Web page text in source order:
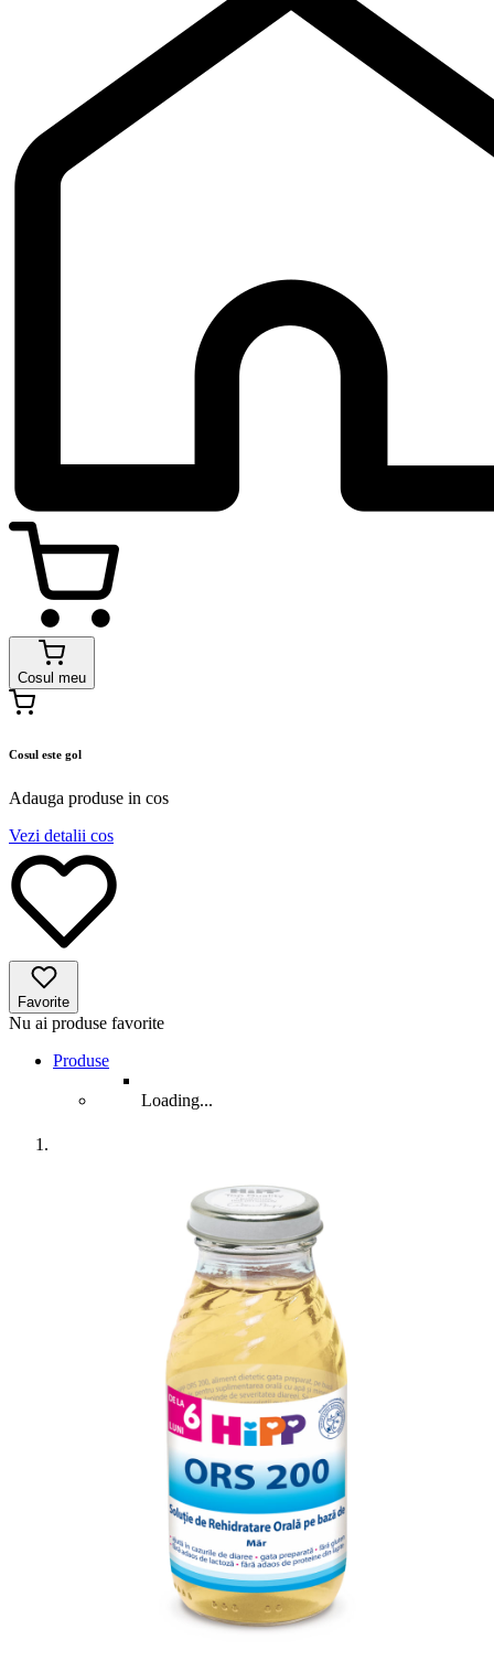
Cosul meu
Cosul este gol
Adauga produse in cos
Vezi detalii cos
Favorite
Nu ai produse favorite
Produse
Loading...